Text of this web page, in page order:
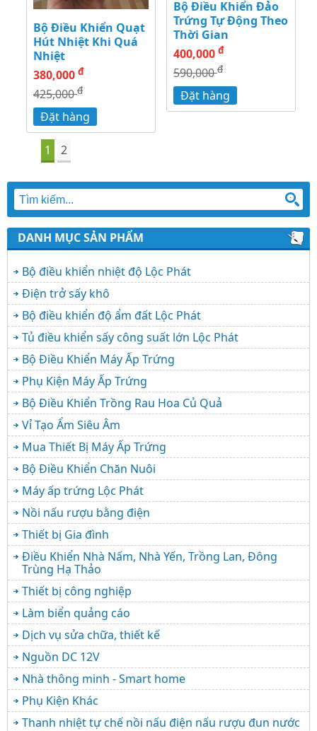
Bộ Điều Khiển Quạt
Hút Nhiệt Khi Quá
Nhiệt
380,000 đ
425,000đ
Đặt hàng
Bộ Điều Khiển Đảo
Trứng Tự Động Theo
Thời Gian
400,000 đ
590,000đ
Đặt hàng
1 2
DANH MỤC SẢN PHẨM
Bộ điều khiển nhiệt độ Lộc Phát
Điện trở sấy khô
Bộ điều khiển độ ẩm đất Lộc Phát
Tủ điều khiển sấy công suất lớn Lộc Phát
Bộ Điều Khiển Máy Ấp Trứng
Phụ Kiện Máy Ấp Trứng
Bộ Điều Khiển Trồng Rau Hoa Củ Quả
Vỉ Tạo Ẩm Siêu Âm
Mua Thiết Bị Máy Ấp Trứng
Bộ Điều Khiển Chăn Nuôi
Máy ấp trứng Lộc Phát
Nồi nấu rượu bằng điện
Thiết bị Gia đình
Điều Khiển Nhà Nấm, Nhà Yến, Trồng Lan, Đông
Trùng Hạ Thảo
Thiết bị công nghiệp
Làm biển quảng cáo
Dịch vụ sửa chữa, thiết kế
Nguồn DC 12V
Nhà thông minh - Smart home
Phụ Kiện Khác
Thanh nhiệt tự chế nồi nấu điện nấu rượu đun nước